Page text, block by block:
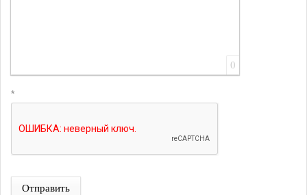
0
*
Отправить